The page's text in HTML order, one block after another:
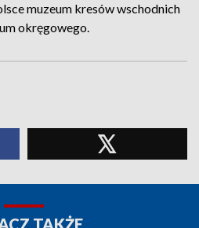
muzeum kresów wschodnich
okręgowego.
TAKŻE